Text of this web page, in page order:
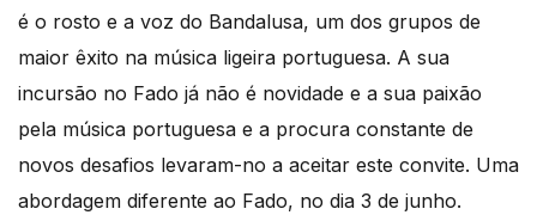
é o rosto e a voz do Bandalusa, um dos grupos de
maior êxito na música ligeira portuguesa. A sua
incursão no Fado já não é novidade e a sua paixão
pela música portuguesa e a procura constante de
novos desafios levaram-no a aceitar este convite. Uma
abordagem diferente ao Fado, no dia 3 de junho.